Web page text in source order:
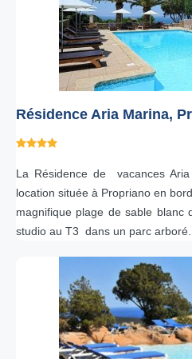
Résidence Aria Marina,
La Résidence de vacances
location située à Propriano en
magnifique plage de sable blanc
studio au T3 dans un parc arboré.